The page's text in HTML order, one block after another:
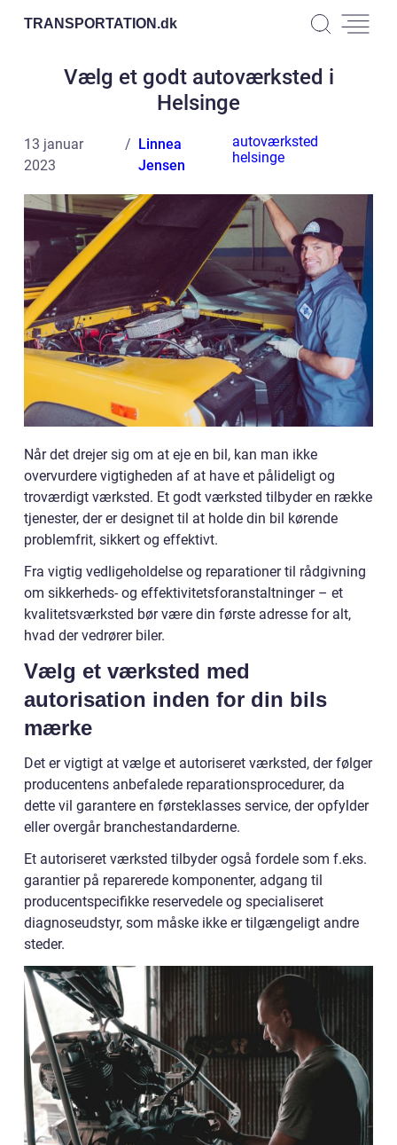
TRANSPORTATION.dk
Vælg et godt autoværksted i
Helsinge
13 januar
2023
Linnea
Jensen
autoværksted
helsinge
Når det drejer sig om at eje en bil, kan man ikke
overvurdere vigtigheden af at have et pålideligt og
troværdigt værksted. Et godt værksted tilbyder en række
tjenester, der er designet til at holde din bil kørende
problemfrit, sikkert og effektivt.
Fra vigtig vedligeholdelse og reparationer til rådgivning
om sikkerheds- og effektivitetsforanstaltninger – et
kvalitetsværksted bør være din første adresse for alt,
hvad der vedrører biler.
Vælg et værksted med
autorisation inden for din bils
mærke
Det er vigtigt at vælge et autoriseret værksted, der følger
producentens anbefalede reparationsprocedurer, da
dette vil garantere en førsteklasses service, der opfylder
eller overgår branchestandarderne.
Et autoriseret værksted tilbyder også fordele som f.eks.
garantier på reparerede komponenter, adgang til
producentspecifikke reservedele og specialiseret
diagnoseudstyr, som måske ikke er tilgængeligt andre
steder.